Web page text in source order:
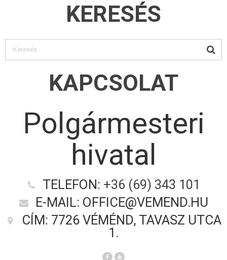
KERESÉS
KAPCSOLAT
Polgármesteri
hivatal
TELEFON: +36 (69) 343 101
E-MAIL: OFFICE@VEMEND.HU
CÍM: 7726 VÉMÉND, TAVASZ UTCA
1.